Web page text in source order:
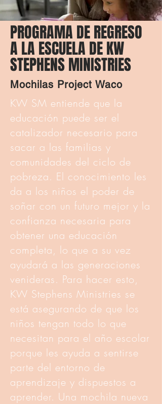
PROGRAMA DE REGRESO
A LA ESCUELA DE KW
STEPHENS MINISTRIES
Mochilas Project Waco
KW SM entiende que la
educación puede ser el
catalizador necesario para
sacar a las familias y
comunidades del ciclo de
pobreza. El conocimiento les
da a los niños el poder de
soñar con un futuro mejor y la
confianza necesaria para
obtener una educación
completa, lo que a su vez
ayudará a las generaciones
venideras. Para hacer esto,
KW Stephens Ministries se
está asegurando de que los
niños tengan todo lo que
necesitan para el año escolar
porque les ayuda a sentirse
parte del entorno de
aprendizaje y dispuestos a
aprender. Una mochila nueva